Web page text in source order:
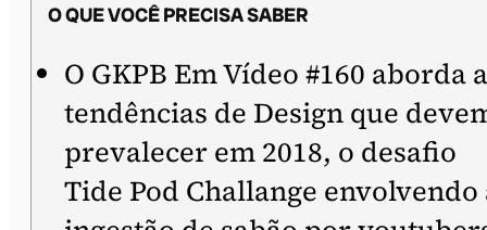
O QUE VOCÊ PRECISA SABER
O GKPB Em Vídeo #160 aborda
tendências de Design que
prevalecer em 2018, o desafio
Tide Pod Challange envolvendo